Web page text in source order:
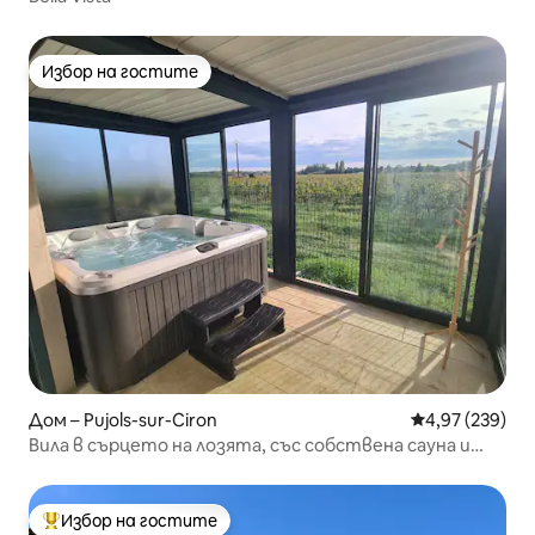
Избор на гостите
Избор на гостите
Дом – Pujols-sur-Ciron Средна
4,97 (239)
Вила в сърцето на лозята, със собствена сауна и
Избор на гостите